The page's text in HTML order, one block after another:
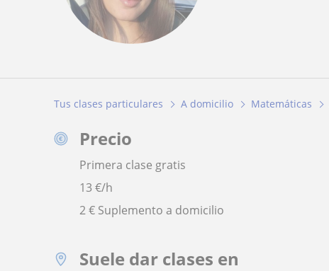
Tus clases particulares A domicilio Matemáticas
Precio
Primera clase gratis
13 €/h
2 € Suplemento a domicilio
Suele dar clases en